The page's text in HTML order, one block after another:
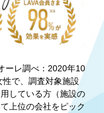
レ調べ：2020年10
性で、調査対象施設
している方（施設の
上位の会社をピック